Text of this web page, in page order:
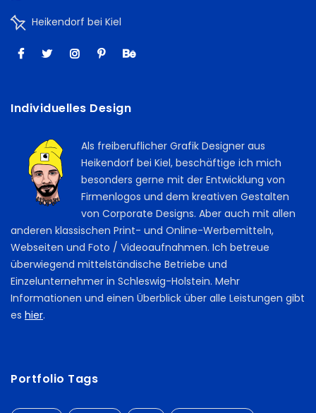
Heikendorf bei Kiel
Individuelles Design
Als freiberuflicher Grafik Designer aus
Heikendorf bei Kiel, beschäftige ich mich
besonders gerne mit der Entwicklung von
Firmenlogos und dem kreativen Gestalten
von Corporate Designs. Aber auch mit allen
anderen klassischen Print- und Online-Werbemitteln,
Webseiten und Foto / Videoaufnahmen. Ich betreue
überwiegend mittelständische Betriebe und
Einzelunternehmer in Schleswig-Holstein. Mehr
Informationen und einen Überblick über alle Leistungen gibt
es hier.
Portfolio Tags